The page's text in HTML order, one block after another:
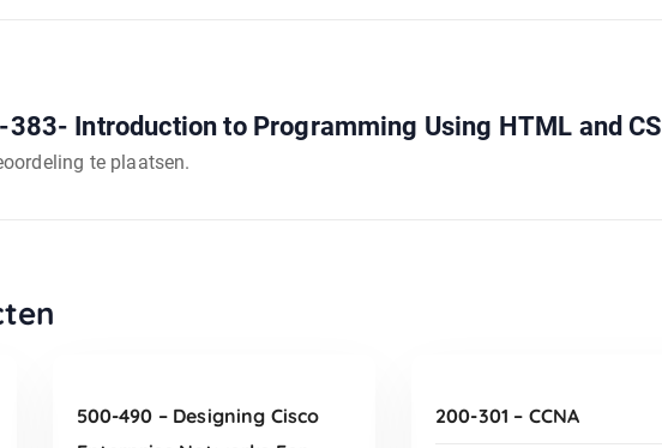
383- Introduction to Programming Using HTML and
te plaatsen.
500-490 – Designing Cisco
200-301 – CCNA